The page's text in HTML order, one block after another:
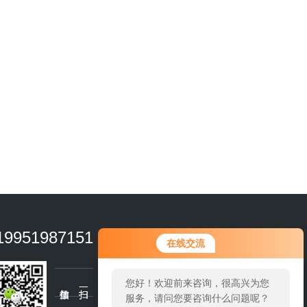
在线交流
您好！欢迎前来咨询，很高兴为您
服务，请问您要咨询什么问题呢？